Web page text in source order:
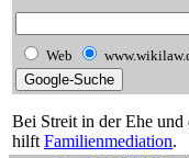
Web
Bei Streit in der Ehe und
hilft Familienmediation.